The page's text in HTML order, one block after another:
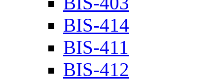
BIS-414
BIS-411
BIS-412